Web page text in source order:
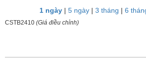
sánh
Báo
1 ngày| 5 ngày| 3 tháng | 6
CSTB2410 (Giá điều chỉnh)
KINH